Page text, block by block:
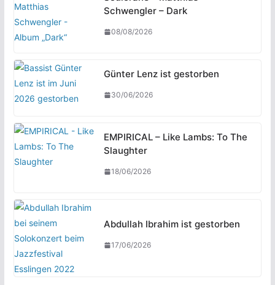
Schwengler – Dark
08/08/2026
Günter Lenz ist gestorben
30/06/2026
EMPIRICAL – Like Lambs: To The
Slaughter
18/06/2026
Abdullah Ibrahim ist gestorben
17/06/2026